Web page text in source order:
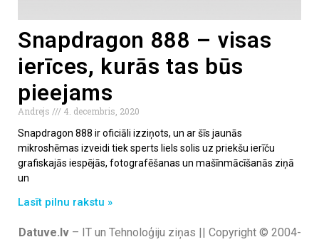
Snapdragon 888 – visas
ierīces, kurās tas būs
pieejams
Andrejs
4. decembris, 2020
Snapdragon 888 ir oficiāli izziņots, un ar šīs jaunās
mikroshēmas izveidi tiek sperts liels solis uz priekšu ierīču
grafiskajās iespējās, fotografēšanas un mašīnmācīšanās ziņā
un
Lasīt pilnu rakstu »
Datuve.lv– IT un Tehnoloģiju ziņas || Copyright © 2004-